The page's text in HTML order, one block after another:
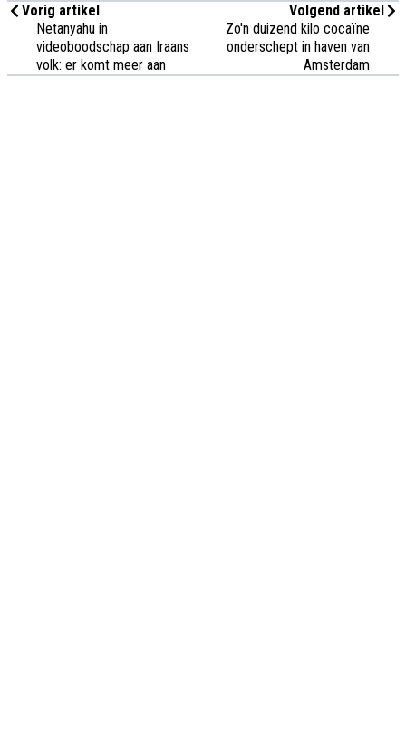
Vorig artikel
Netanyahu in
videoboodschap aan Iraans
volk: er komt meer aan
Volgend artikel
Zo'n duizend kilo cocaïne
onderschept in haven van
Amsterdam